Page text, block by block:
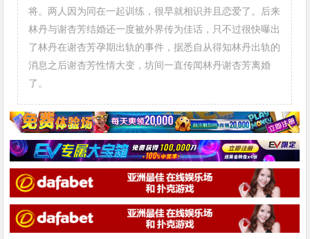
将。两人因为同在一起训练，很早就相识并且恋爱了。后来
林丹与谢杏芳结婚还一度被外界传为佳话，只不过很快曝出
了林丹在谢杏芳孕期出轨的事件，据悉自从得知林丹出轨的
消息之后谢杏芳性情大变，坊间一直传闻林丹谢杏芳离婚
了。